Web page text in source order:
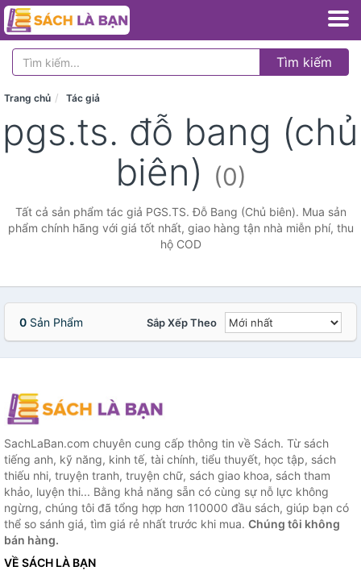
Tìm kiếm
Trang chủ Tác giả
pgs.ts. đỗ bang (chủ
biên) (0)
Tất cả sản phẩm tác giả PGS.TS. Đỗ Bang (Chủ biên). Mua sản
phẩm chính hãng với giá tốt nhất, giao hàng tận nhà miễn phí, thu
hộ COD
0 Sản Phẩm Sắp Xếp Theo
SachLaBan.com chuyên cung cấp thông tin về Sách. Từ sách
tiếng anh, kỹ năng, kinh tế, tài chính, tiểu thuyết, học tập, sách
thiếu nhi, truyện tranh, truyện chữ, sách giao khoa, sách tham
khảo, luyện thi... Bằng khả năng sẵn có cùng sự nỗ lực không
ngừng, chúng tôi đã tổng hợp hơn 110000 đầu sách, giúp bạn có
thể so sánh giá, tìm giá rẻ nhất trước khi mua. Chúng tôi không
bán hàng.
VỀ SÁCH LÀ BẠN